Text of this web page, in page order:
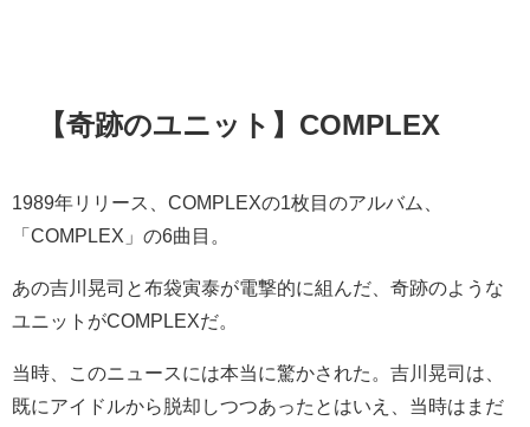
【奇跡のユニット】COMPLEX
1989年リリース、COMPLEXの1枚目のアルバム、
「COMPLEX」の6曲目。
あの吉川晃司と布袋寅泰が電撃的に組んだ、奇跡のような
ユニットがCOMPLEXだ。
当時、このニュースには本当に驚かされた。吉川晃司は、
既にアイドルから脱却しつつあったとはいえ、当時はまだ